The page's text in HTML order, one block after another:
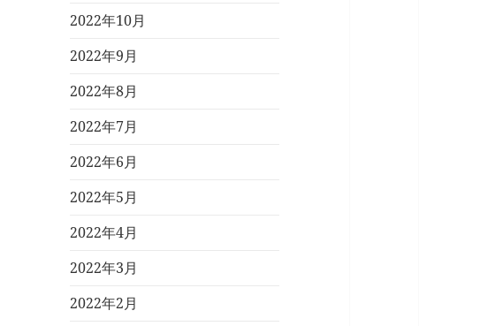
2022年10月
2022年9月
2022年8月
2022年7月
2022年6月
2022年5月
2022年4月
2022年3月
2022年2月